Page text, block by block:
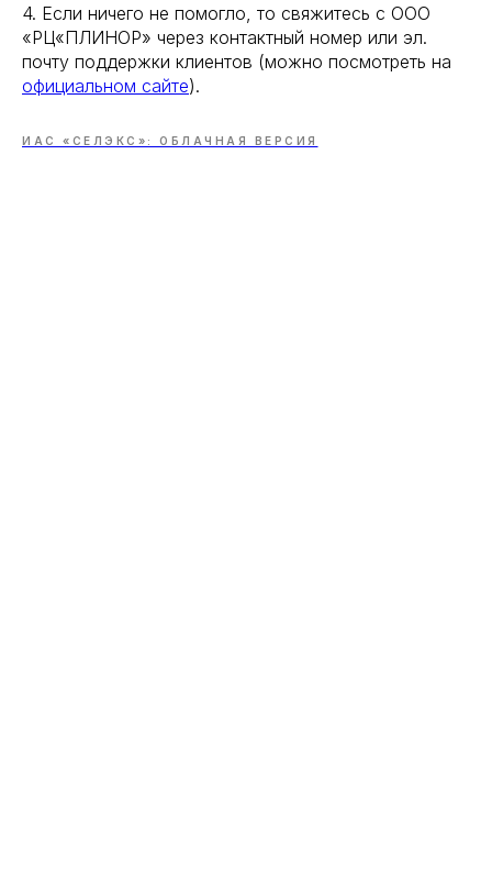
4. Если ничего не помогло, то свяжитесь с ООО
«РЦ«ПЛИНОР» через контактный номер или эл.
почту поддержки клиентов (можно посмотреть на
официальном сайте).
ИАС «СЕЛЭКС»: ОБЛАЧНАЯ ВЕРСИЯ